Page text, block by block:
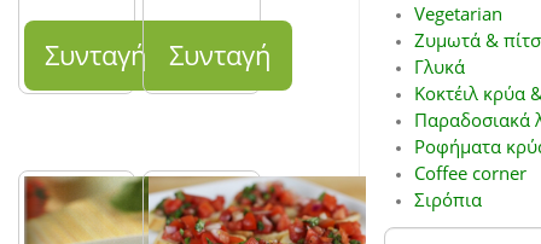
Συνταγή Συνταγή
Vegetarian
Ζυμωτά &
Γλυκά
Κοκτέιλ κρύα
Παραδοσιακά
Ροφήματα
Coffee corner
Σιρόπια